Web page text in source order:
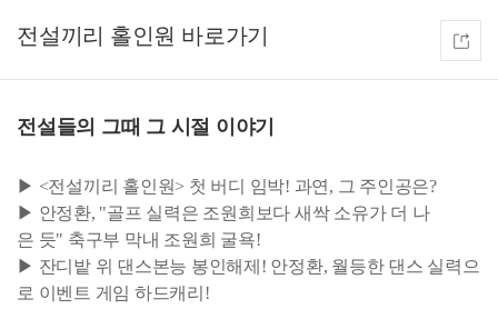
전설끼리 홀인원
전설들의 그때 그 시절 이야기
▶ <전설끼리 홀인원> 첫 버디 임박! 과연, 그 주인공은?
▶ 안정환, "골프 실력은 조원희보다 새싹 소유가 더 나
은 듯" 축구부 막내 조원희 굴욕!
▶ 잔디밭 위 댄스본능 봉인해제! 안정환, 월등한 댄스 실력으
로 이벤트 게임 하드캐리!